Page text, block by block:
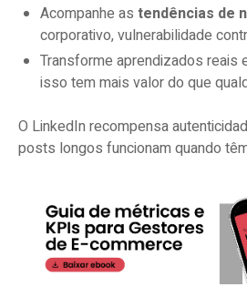
Acompanhe as tendências de
corporativo, vulnerabilidade
Transforme aprendizados reais
isso tem mais valor do que
O LinkedIn recompensa
posts longos funcionam quando